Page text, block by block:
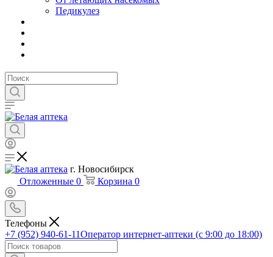
Педикулез
г. Новосибирск
Отложенные 0 Корзина 0
Телефоны
+7 (952) 940-61-11Оператор интернет-аптеки (с 9:00 до 18:00)